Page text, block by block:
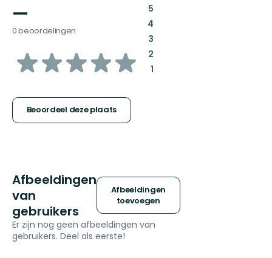
—
0 beoordelingen
van
sterren
Beoordeel deze plaats
5:
4:
3:
2:
1:
Afbeeldingen
van
gebruikers
Afbeeldingen
toevoegen
Er zijn nog geen afbeeldingen van
gebruikers. Deel als eerste!